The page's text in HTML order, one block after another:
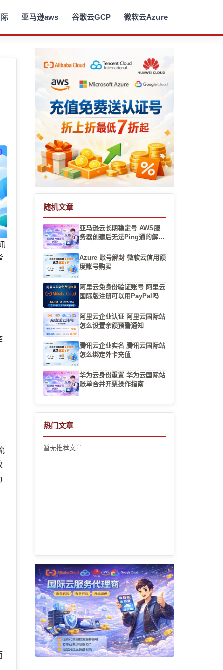
亚马逊aws 谷歌云GCP 微软云Azure
随机文章
亚马逊云长期稳定号 AWS服
务器创建后无法Ping通的解决
Azure 账号解封 微软云信用额
度账号购买
阿里云免身份验证账号 阿里云
国际版注册可以用PayPal吗
阿里云企业认证 阿里云国际站
怎么设置余额预警通知
腾讯云企业实名 腾讯云国际站
怎么绑定外卡充值
华为云身份重置 华为云国际站
账单合并开票操作指南
热门文章
暂无推荐文章